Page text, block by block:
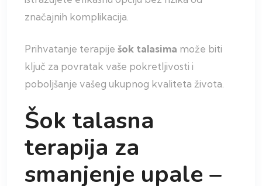
značajnih komplikacija.
Prihvatanje terapije šok talasima može biti
ključ za povratak vaše pokretljivosti i
poboljšanje vašeg ukupnog kvaliteta života.
Šok talasna
terapija za
smanjenje upale –